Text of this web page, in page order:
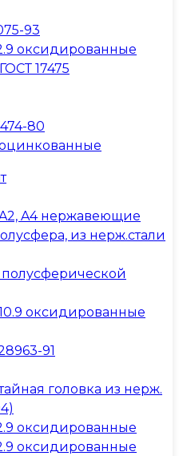
93
оксидированные
17475
80
A4 нержавеющие
из нерж.стали
оксидированные
91
головка из нерж.
оксидированные
оксидированные